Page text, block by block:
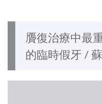
贗復治療中最
的臨時假牙 /